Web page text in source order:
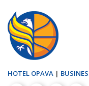
HOTEL OPAVA |